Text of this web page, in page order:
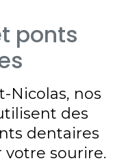
ponts
Nicolas, nos
des
dentaires
votre sourire.